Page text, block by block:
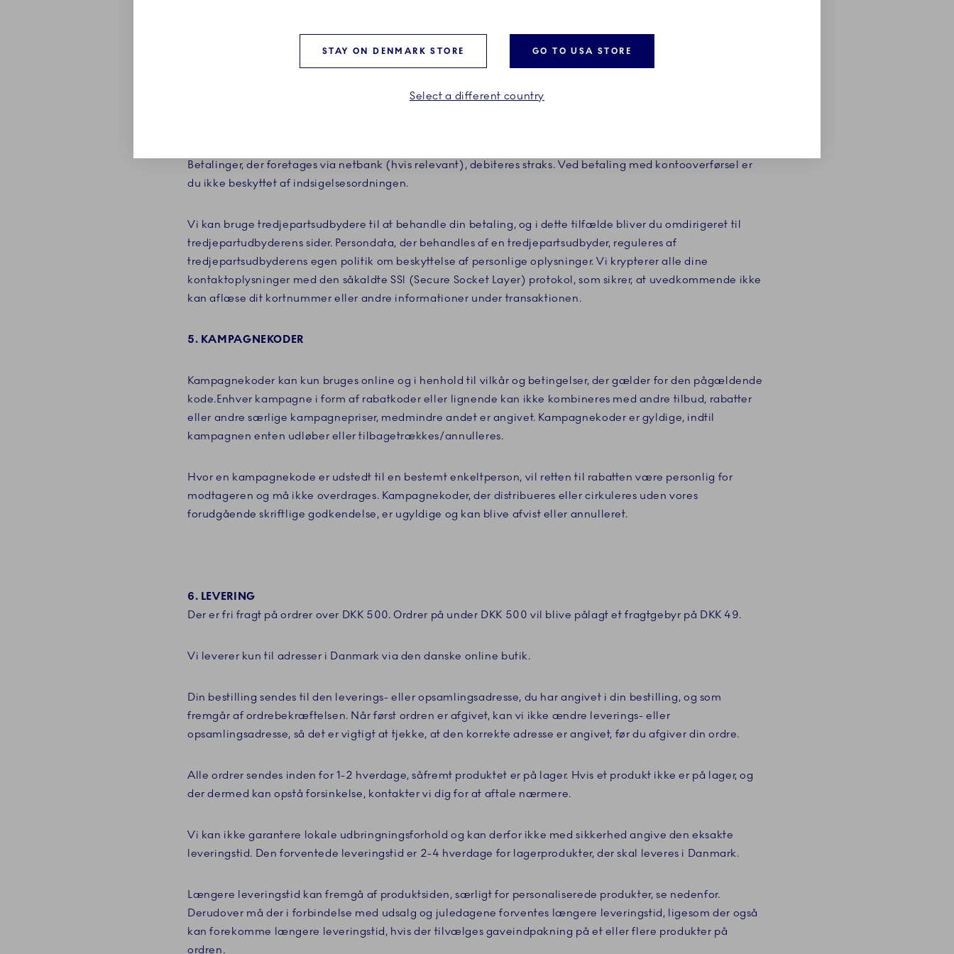
betalingen bliver først trukket, når vi afsender din ordre. Ved bestilling af personaliserede produkter
Vi sender ikke din ordre, før din kortudsteder eller udbyderen af den valgte betalingstjeneste har godkendt
Betalinger, der foretages via netbank (hvis relevant), debiteres straks. Ved betaling med kontooverførsel er
du ikke beskyttet af indsigelsesordningen.
Vi kan bruge tredjepartsudbydere til at behandle din betaling, og i dette tilfælde bliver du omdirigeret til
tredjepartudbyderens sider. Persondata, der behandles af en tredjepartsudbyder, reguleres af
tredjepartsudbyderens egen politik om beskyttelse af personlige oplysninger. Vi krypterer alle dine
kontaktoplysninger med den såkaldte SSl (Secure Socket Layer) protokol, som sikrer, at uvedkommende ikke
kan aflæse dit kortnummer eller andre informationer under transaktionen.
5. KAMPAGNEKODER
Kampagnekoder kan kun bruges online og i henhold til vilkår og betingelser, der gælder for den pågældende
kode.Enhver kampagne i form af rabatkoder eller lignende kan ikke kombineres med andre tilbud, rabatter
eller andre særlige kampagnepriser, medmindre andet er angivet. Kampagnekoder er gyldige, indtil
kampagnen enten udløber eller tilbagetrækkes/annulleres.
Hvor en kampagnekode er udstedt til en bestemt enkeltperson, vil retten til rabatten være personlig for
modtageren og må ikke overdrages. Kampagnekoder, der distribueres eller cirkuleres uden vores
forudgående skriftlige godkendelse, er ugyldige og kan blive afvist eller annulleret.
6. LEVERING
Der er fri fragt på ordrer over DKK 500. Ordrer på under DKK 500 vil blive pålagt et fragtgebyr på DKK 49.
Vi leverer kun til adresser i Danmark via den danske online butik.
Din bestilling sendes til den leverings- eller opsamlingsadresse, du har angivet i din bestilling, og som
fremgår af ordrebekræftelsen. Når først ordren er afgivet, kan vi ikke ændre leverings- eller
opsamlingsadresse, så det er vigtigt at tjekke, at den korrekte adresse er angivet, før du afgiver din ordre.
Alle ordrer sendes inden for 1-2 hverdage, såfremt produktet er på lager. Hvis et produkt ikke er på lager, og
der dermed kan opstå forsinkelse, kontakter vi dig for at aftale nærmere.
Vi kan ikke garantere lokale udbringningsforhold og kan derfor ikke med sikkerhed angive den eksakte
leveringstid. Den forventede leveringstid er 2-4 hverdage for lagerprodukter, der skal leveres i Danmark.
Længere leveringstid kan fremgå af produktsiden, særligt for personaliserede produkter, se nedenfor.
Derudover må der i forbindelse med udsalg og juledagene forventes længere leveringstid, ligesom der også
kan forekomme længere leveringstid, hvis der tilvælges gaveindpakning på et eller flere produkter på
ordren.
STAY ON DENMARK STORE GO TO USA STORE
Select a different country